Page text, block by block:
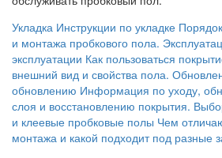
Укладка Инструкции по укладке
и монтажа пробкового пола.
эксплуатации Как пользоваться
внешний вид и свойства пола.
обновлению Информация по уходу,
слоя и восстановлению покрытия.
и клеевые пробковые полы Чем
монтажа и какой подходит под разные